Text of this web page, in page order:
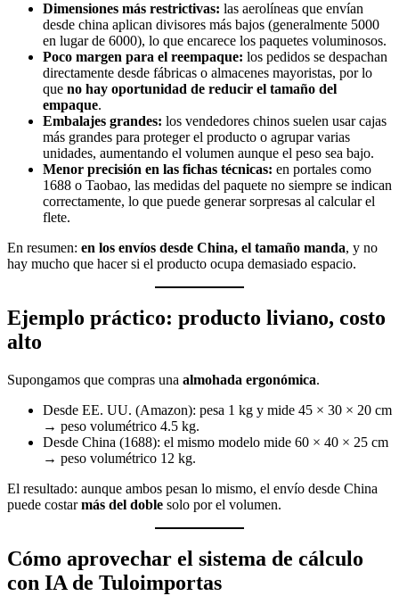
Dimensiones más restrictivas: las aerolíneas que envían
desde china aplican divisores más bajos (generalmente 5000
en lugar de 6000), lo que encarece los paquetes voluminosos.
Poco margen para el reempaque: los pedidos se despachan
directamente desde fábricas o almacenes mayoristas, por lo
que no hay oportunidad de reducir el tamaño del
empaque.
Embalajes grandes: los vendedores chinos suelen usar cajas
más grandes para proteger el producto o agrupar varias
unidades, aumentando el volumen aunque el peso sea bajo.
Menor precisión en las fichas técnicas: en portales como
1688 o Taobao, las medidas del paquete no siempre se indican
correctamente, lo que puede generar sorpresas al calcular el
flete.
En resumen: en los envíos desde China, el tamaño manda, y no
hay mucho que hacer si el producto ocupa demasiado espacio.
Ejemplo práctico: producto liviano, costo
alto
Supongamos que compras una almohada ergonómica.
Desde EE. UU. (Amazon): pesa 1 kg y mide 45 × 30 × 20 cm
→ peso volumétrico 4.5 kg.
Desde China (1688): el mismo modelo mide 60 × 40 × 25 cm
→ peso volumétrico 12 kg.
El resultado: aunque ambos pesan lo mismo, el envío desde China
puede costarmás del doble solo por el volumen.
Cómo aprovechar el sistema de cálculo
con IA de Tuloimportas